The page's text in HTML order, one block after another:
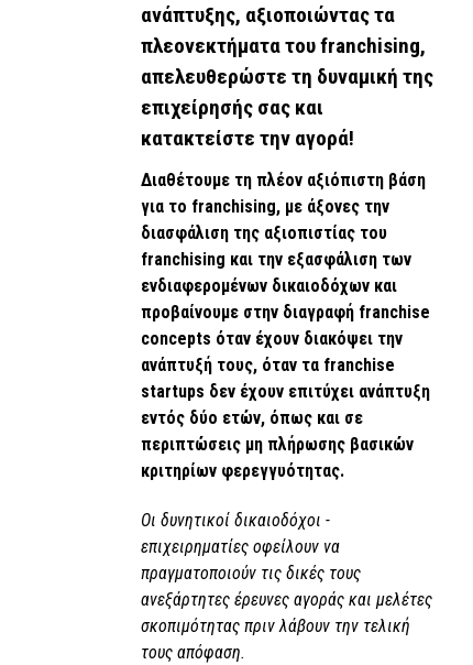
ανάπτυξης, αξιοποιώντας τα
πλεονεκτήματα του franchising,
απελευθερώστε τη δυναμική της
επιχείρησής σας και
κατακτείστε την αγορά!
Διαθέτουμε τη πλέον αξιόπιστη βάση
για το franchising, με άξονες την
διασφάλιση της αξιοπιστίας του
franchising και την εξασφάλιση των
ενδιαφερομένων δικαιοδόχων και
προβαίνουμε στην διαγραφή franchise
concepts όταν έχουν διακόψει την
ανάπτυξή τους, όταν τα franchise
startups δεν έχουν επιτύχει ανάπτυξη
εντός δύο ετών, όπως και σε
περιπτώσεις μη πλήρωσης βασικών
κριτηρίων φερεγγυότητας.
Οι δυνητικοί δικαιοδόχοι -
επιχειρηματίες οφείλουν να
πραγματοποιούν τις δικές τους
ανεξάρτητες έρευνες αγοράς και μελέτες
σκοπιμότητας πριν λάβουν την τελική
τους απόφαση.